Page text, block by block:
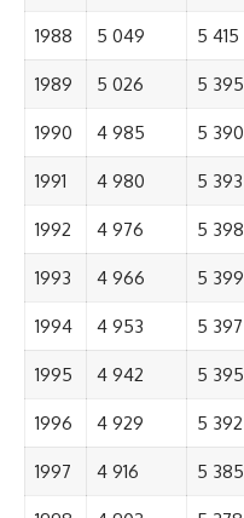
1988 5 049 5 415
1989 5 026 5 395
1990 4 985 5 390
1991 4 980 5 393
1992 4 976 5 398
1993 4 966 5 399
1994 4 953 5 397
1995 4 942 5 395
1996 4 929 5 392
1997 4 916 5 385